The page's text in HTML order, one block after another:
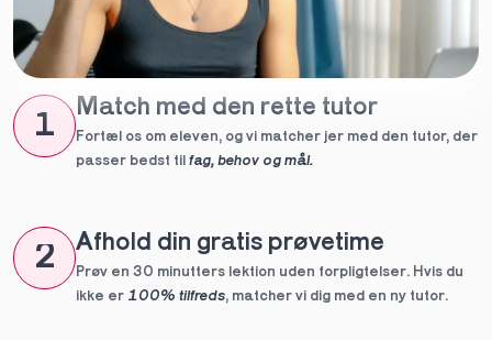
1
Match med den rette tutor
Fortæl os om eleven, og vi matcher jer med den tutor, der
passer bedst til fag, behov og mål.
2 Afhold din gratis prøvetime
Prøv en 30 minutters lektion uden forpligtelser. Hvis du
ikke er 100% tilfreds, matcher vi dig med en ny tutor.